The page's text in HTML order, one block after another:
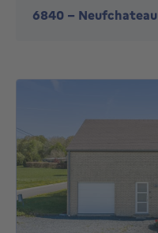
6840 - Neufchateau